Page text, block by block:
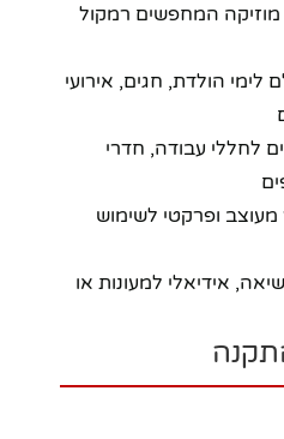
מוזיקה המחפשים רמקול
לימי הולדת, חגים, אירועי
לחללי עבודה, חדרי
ופרקטי לשימוש
אידיאלי למעונות או